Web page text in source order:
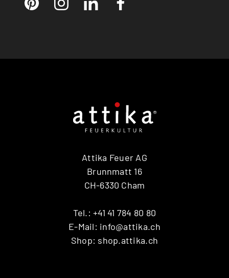
Attika Feuer AG
Brunnmatt 16
CH-6330 Cham
Tel.:+41 41 784 80 80
E-Mail: info@attika.ch
Shop: shop.attika.ch